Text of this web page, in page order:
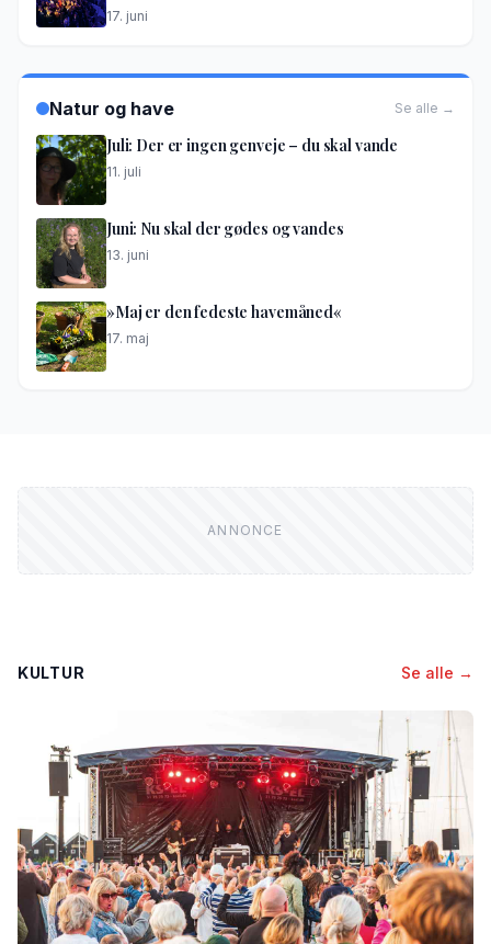
17. juni
Natur og have Se alle →
Juli: Der er ingen genveje – du skal vande
11. juli
Juni: Nu skal der gødes og vandes
13. juni
»Maj er den fedeste havemåned«
17. maj
KULTUR Se alle →